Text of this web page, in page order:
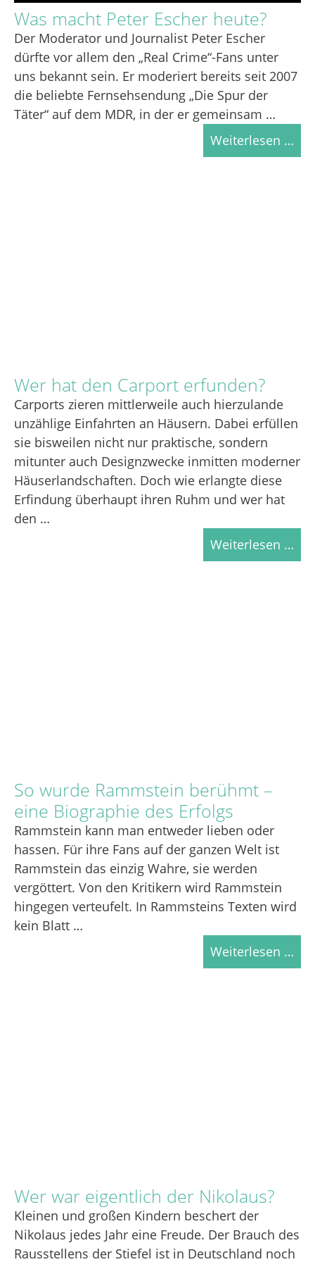
Was macht Peter Escher heute?
Der Moderator und Journalist Peter Escher
dürfte vor allem den „Real Crime“-Fans unter
uns bekannt sein. Er moderiert bereits seit 2007
die beliebte Fernsehsendung „Die Spur der
Täter“ auf dem MDR, in der er gemeinsam …
Weiterlesen …
Wer hat den Carport erfunden?
Carports zieren mittlerweile auch hierzulande
unzählige Einfahrten an Häusern. Dabei erfüllen
sie bisweilen nicht nur praktische, sondern
mitunter auch Designzwecke inmitten moderner
Häuserlandschaften. Doch wie erlangte diese
Erfindung überhaupt ihren Ruhm und wer hat
den …
Weiterlesen …
So wurde Rammstein berühmt –
eine Biographie des Erfolgs
Rammstein kann man entweder lieben oder
hassen. Für ihre Fans auf der ganzen Welt ist
Rammstein das einzig Wahre, sie werden
vergöttert. Von den Kritikern wird Rammstein
hingegen verteufelt. In Rammsteins Texten wird
kein Blatt …
Weiterlesen …
Wer war eigentlich der Nikolaus?
Kleinen und großen Kindern beschert der
Nikolaus jedes Jahr eine Freude. Der Brauch des
Rausstellens der Stiefel ist in Deutschland noch